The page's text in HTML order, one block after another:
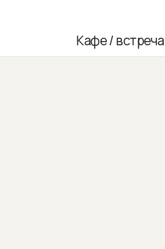
Кафе / встреча